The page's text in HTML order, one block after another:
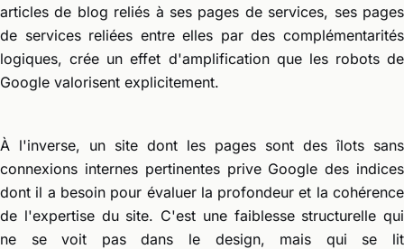
articles de blog reliés à ses pages de services, ses pages
de services reliées entre elles par des complémentarités
logiques, crée un effet d'amplification que les robots de
Google valorisent explicitement.
À l'inverse, un site dont les pages sont des îlots sans
connexions internes pertinentes prive Google des indices
dont il a besoin pour évaluer la profondeur et la cohérence
de l'expertise du site. C'est une faiblesse structurelle qui
ne se voit pas dans le design, mais qui se lit